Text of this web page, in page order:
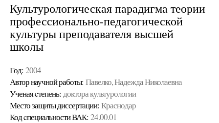
Культурологическая парадигма теории
профессионально-педагогической
культуры преподавателя высшей
школы
Год: 2004
Автор научной работы: Павелко, Надежда Николаевна
Ученая cтепень: доктора культурологии
Место защиты диссертации: Краснодар
Код cпециальности ВАК: 24.00.01